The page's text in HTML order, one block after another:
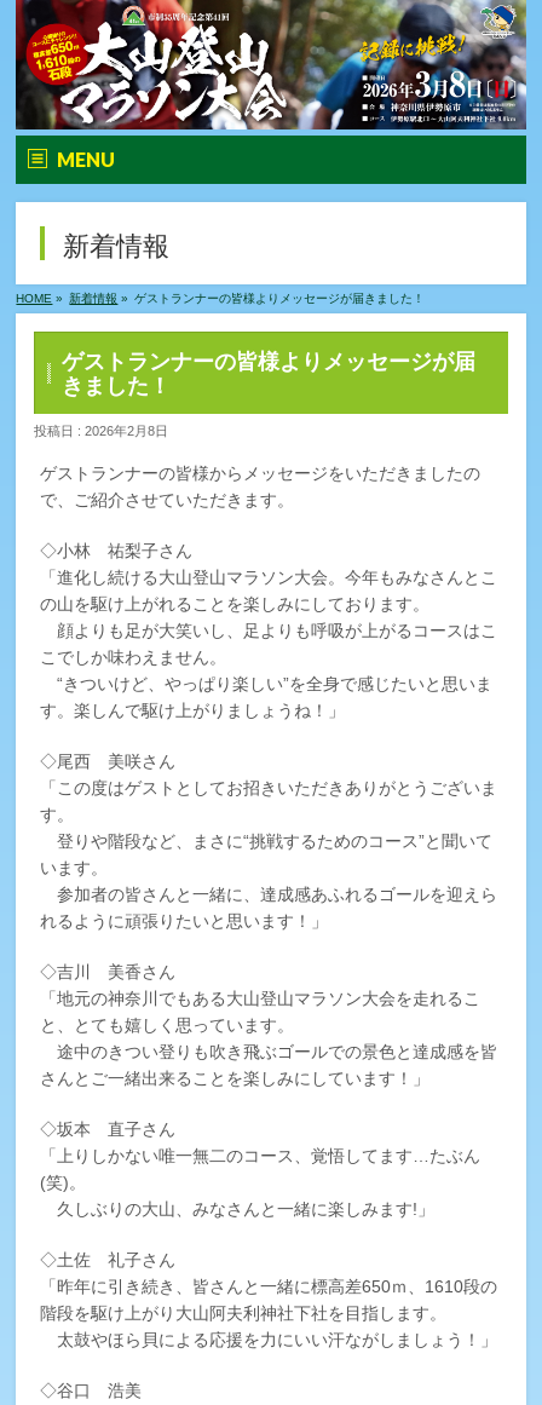
MENU
大会の特徴
ゲストランナー
大会ロゴ
エントリー
コース&アクセス
Q&A | お問い合わせ
前回大会フォトギャラリー
新着情報
HOME » 新着情報 » ゲストランナーの皆様よりメッセージが届きました！
ゲストランナーの皆様よりメッセージが届
きました！
投稿日 : 2026年2月8日
ゲストランナーの皆様からメッセージをいただきましたの
で、ご紹介させていただきます。
◇小林 祐梨子さん
「進化し続ける大山登山マラソン大会。今年もみなさんとこ
の山を駆け上がれることを楽しみにしております。
顔よりも足が大笑いし、足よりも呼吸が上がるコースはこ
こでしか味わえません。
“きついけど、やっぱり楽しい”を全身で感じたいと思いま
す。楽しんで駆け上がりましょうね！」
◇尾西 美咲さん
「この度はゲストとしてお招きいただきありがとうございま
す。
登りや階段など、まさに“挑戦するためのコース”と聞いて
います。
参加者の皆さんと一緒に、達成感あふれるゴールを迎えら
れるように頑張りたいと思います！」
◇吉川 美香さん
「地元の神奈川でもある大山登山マラソン大会を走れるこ
と、とても嬉しく思っています。
途中のきつい登りも吹き飛ぶゴールでの景色と達成感を皆
さんとご一緒出来ることを楽しみにしています！」
◇坂本 直子さん
「上りしかない唯一無二のコース、覚悟してます…たぶん
(笑)。
久しぶりの大山、みなさんと一緒に楽しみます!」
◇土佐 礼子さん
「昨年に引き続き、皆さんと一緒に標高差650ｍ、1610段の
階段を駆け上がり大山阿夫利神社下社を目指します。
太鼓やほら貝による応援を力にいい汗ながしましょう！」
◇谷口 浩美